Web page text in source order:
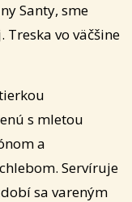
Santy, sme
vo väčšine
s mletou
a
Servíruje
sa vareným